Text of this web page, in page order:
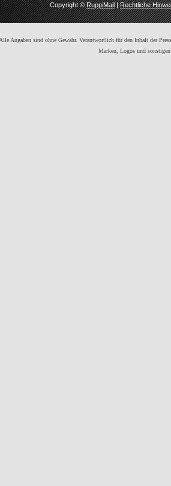
Copyright ©RuppiMail|Rechtliche
Angaben sind ohne Gewähr. Verantwortlich für den Inhalt der
Marken, Logos und